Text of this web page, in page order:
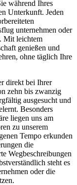
während Ihres
Unterkunft. Jeden
unternehmen oder
Mit leichtem
genießen und
ohne täglich Ihre
direkt bei Ihrer
zehn bis zwanzig
ausgesucht und
Besonders
liegen uns am
zu unserem
Tempo erkunden
die
Wegbeschreibungen
steht es
oder die